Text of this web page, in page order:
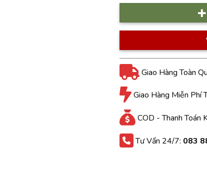
Giao Hàng Toàn
Giao Hàng Miễn Phí
COD - Thanh Toán
Tư Vấn 24/7: 083